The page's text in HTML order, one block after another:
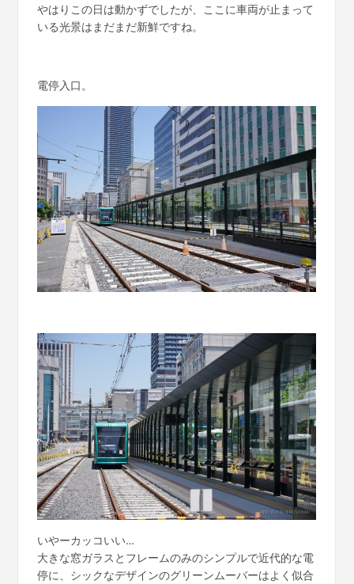
やはりこの日は動かずでしたが、ここに車両が止まって
いる光景はまだまだ新鮮ですね。
電停入口。
いやーカッコいい…
大きな窓ガラスとフレームのみのシンプルで近代的な電
停に、シックなデザインのグリーンムーバーはよく似合